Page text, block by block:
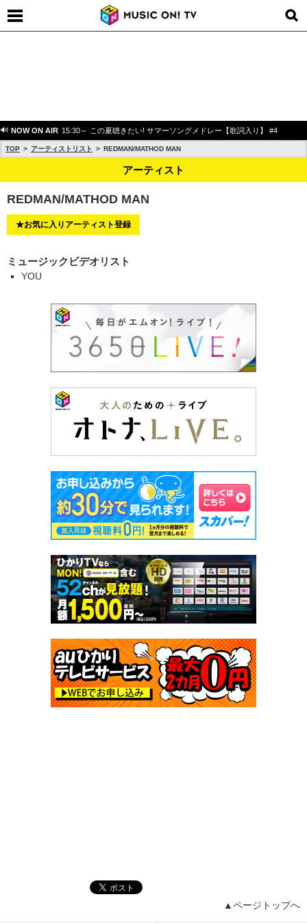
NOW ON AIR 15:30～ この夏聴きたい! サマーソングメドレー【歌詞入り】 #4
TOP アーティストリスト REDMAN/MATHOD MAN
アーティスト
REDMAN/MATHOD MAN
★お気に入りアーティスト登録
ミュージックビデオリスト
YOU
▲ページトップへ